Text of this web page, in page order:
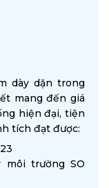
dày dặn trong
mang đến giá
hiện đại, tiện
tích đạt được:
trường SO